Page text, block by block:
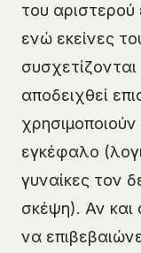
του
ενώ εκείνες
συσχετίζονται
αποδειχθεί
εγκέφαλο
γυναίκες τον
σκέψη). Αν και
να